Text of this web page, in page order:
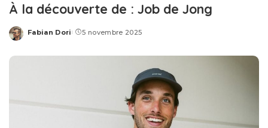
À la découverte de : Job de Jong
Posted
Fabian Dori 5 novembre 2025